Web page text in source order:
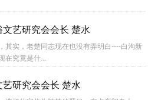
文艺研究会会长 楚水
其实，老楚同志现在也没有弄明白----白沟新
在究竟是什...
研究会会长 楚水